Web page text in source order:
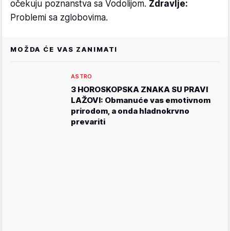
očekuju poznanstva sa Vodolijom. Zdravlje:
Problemi sa zglobovima.
MOŽDA ĆE VAS ZANIMATI
ASTRO
3 HOROSKOPSKA ZNAKA SU PRAVI
LAŽOVI: Obmanuće vas emotivnom
prirodom, a onda hladnokrvno
prevariti